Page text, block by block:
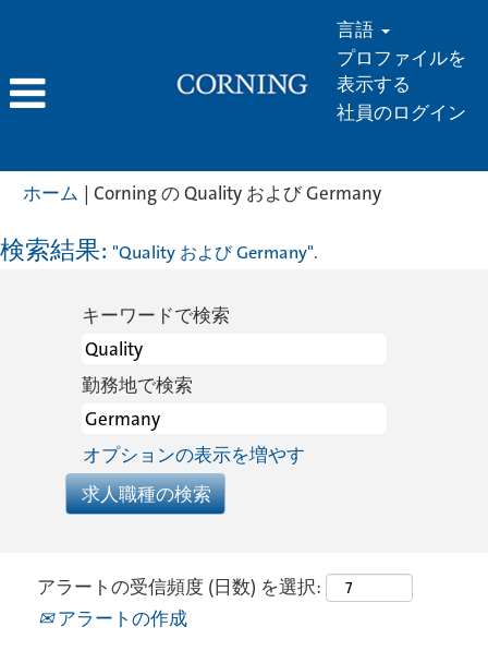
言語
プロファイルを
表示する
社員のログイン
ホーム | Corning の Quality および Germany(現
検索結果: "Quality および Germany".
キーワードで検索
勤務地で検索
オプションの表示を増やす
アラートの受信頻度 (日数) を選択:
アラートの作成